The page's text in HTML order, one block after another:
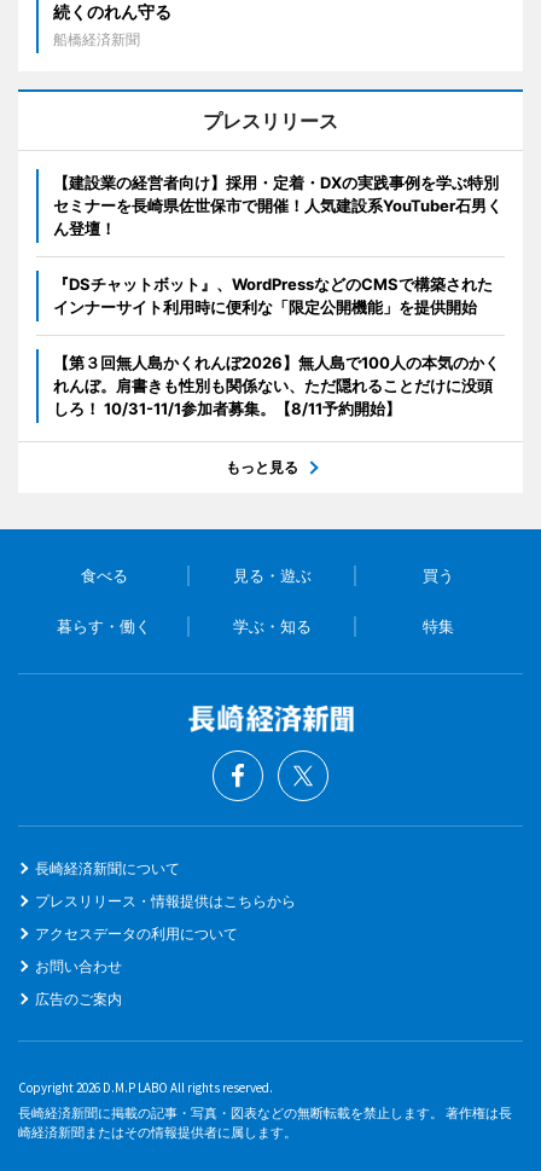
続くのれん守る
船橋経済新聞
プレスリリース
【建設業の経営者向け】採用・定着・DXの実践事例を学ぶ特別
セミナーを長崎県佐世保市で開催！人気建設系YouTuber石男く
ん登壇！
『DSチャットボット』、WordPressなどのCMSで構築された
インナーサイト利用時に便利な「限定公開機能」を提供開始
【第３回無人島かくれんぼ2026】無人島で100人の本気のかく
れんぼ。肩書きも性別も関係ない、ただ隠れることだけに没頭
しろ！ 10/31-11/1参加者募集。【8/11予約開始】
もっと見る
食べる 見る・遊ぶ 買う
暮らす・働く 学ぶ・知る 特集
長崎経済新聞について
プレスリリース・情報提供はこちらから
アクセスデータの利用について
お問い合わせ
広告のご案内
Copyright 2026 D.M.P LABO All rights reserved.
長崎経済新聞に掲載の記事・写真・図表などの無断転載を禁止します。 著作権は長
崎経済新聞またはその情報提供者に属します。